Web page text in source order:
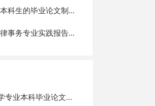
科生的毕业论文制...
事务专业实践报告...
专业本科毕业论文...